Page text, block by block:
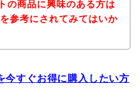
の商品に興味のある方は
参考にされてみてはいか
今すぐお得に購入したい方